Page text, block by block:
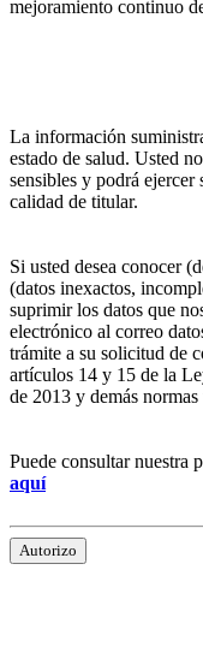
mejoramiento continuo
La información
estado de salud. Usted
sensibles y podrá ejercer
calidad de titular.
Si usted desea conocer
(datos inexactos,
suprimir los datos que
electrónico al correo
trámite a su solicitud de
artículos 14 y 15 de la
de 2013 y demás normas
Puede consultar nuestra
aquí
Autorizo